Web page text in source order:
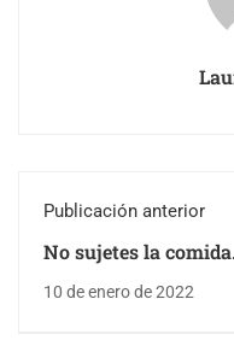
Publicación anterior
No sujetes la comida
10 de enero de 2022